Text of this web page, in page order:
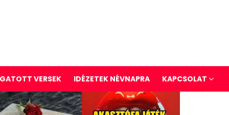
VERSEK IDÉZETEK NÉVNAPRA KAPCSOLAT